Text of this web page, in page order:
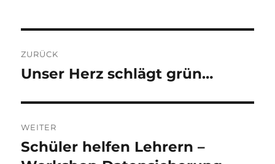
ZURÜCK
Vorheriger
Unser Herz schlägt grün…
WEITER
Nächster
Schüler helfen Lehrern –